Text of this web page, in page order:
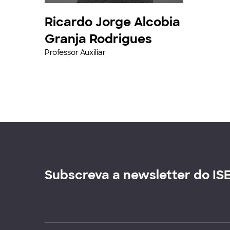
Ricardo Jorge Alcobia
Granja Rodrigues
Professor Auxiliar
Subscreva a newsletter do